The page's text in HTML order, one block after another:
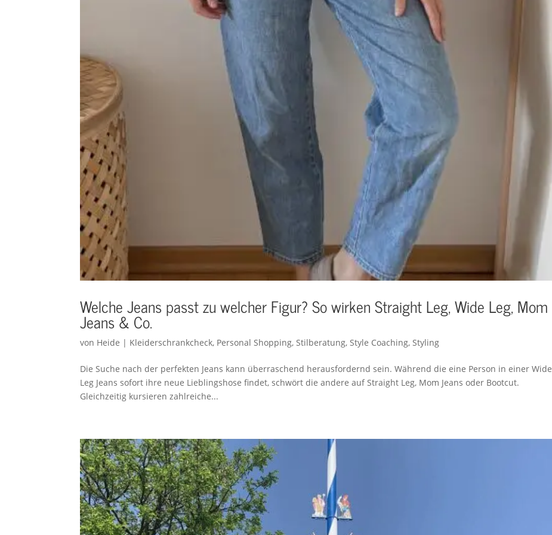
Welche Jeans passt zu welcher Figur? So wirken Straight Leg, Wide Leg, Mom
Jeans & Co.
von Heide | Kleiderschrankcheck, Personal Shopping, Stilberatung, Style Coaching, Styling
Die Suche nach der perfekten Jeans kann überraschend herausfordernd sein. Während die eine Person in einer Wide
Leg Jeans sofort ihre neue Lieblingshose findet, schwört die andere auf Straight Leg, Mom Jeans oder Bootcut.
Gleichzeitig kursieren zahlreiche...